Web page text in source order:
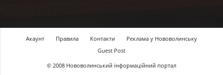
Акаунт Правила Контакти
Реклама у Нововолинську
Guest Post
© 2008 Нововолинський інформаційний портал